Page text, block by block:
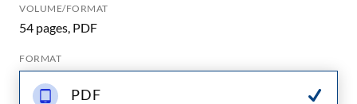
VOLUME/FORMAT
54 pages, PDF
FORMAT
PDF